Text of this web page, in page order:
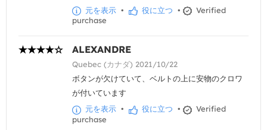
元を表示 • 役に立つ •
Verified
purchase
ALEXANDRE
Quebec (カナダ) 2021/10/22
ボタンが欠けていて、ベルトの上に安物のクロワ
が付いています
元を表示 • 役に立つ •
Verified
purchase